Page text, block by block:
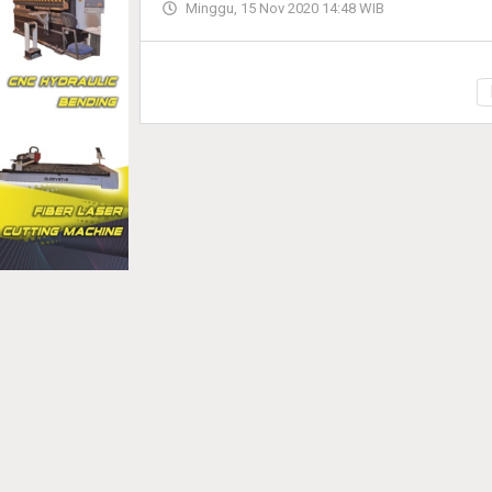
Minggu, 15 Nov 2020 14:48 WIB